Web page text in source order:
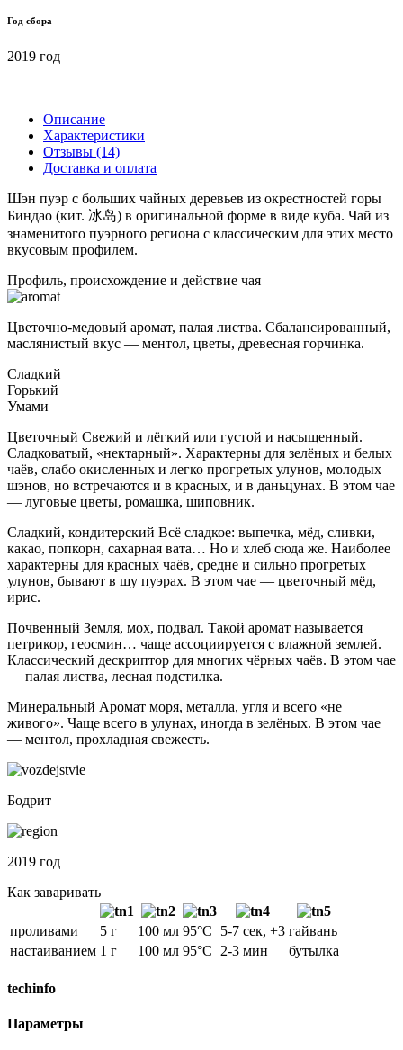
Год сбора
2019 год
Описание
Характеристики
Отзывы (14)
Доставка и оплата
Шэн пуэр с больших чайных деревьев из окрестностей горы
Биндао (кит. 冰岛) в оригинальной форме в виде куба. Чай из
знаменитого пуэрного региона с классическим для этих место
вкусовым профилем.
Профиль, происхождение и действие чая
Цветочно-медовый аромат, палая листва. Сбалансированный,
маслянистый вкус — ментол, цветы, древесная горчинка.
Сладкий
Горький
Умами
Цветочный Свежий и лёгкий или густой и насыщенный.
Сладковатый, «нектарный». Характерны для зелёных и белых
чаёв, слабо окисленных и легко прогретых улунов, молодых
шэнов, но встречаются и в красных, и в даньцунах. В этом чае
— луговые цветы, ромашка, шиповник.
Сладкий, кондитерский Всё сладкое: выпечка, мёд, сливки,
какао, попкорн, сахарная вата… Но и хлеб сюда же. Наиболее
характерны для красных чаёв, средне и сильно прогретых
улунов, бывают в шу пуэрах. В этом чае — цветочный мёд,
ирис.
Почвенный Земля, мох, подвал. Такой аромат называется
петрикор, геосмин… чаще ассоциируется с влажной землей.
Классический дескриптор для многих чёрных чаёв. В этом чае
— палая листва, лесная подстилка.
Минеральный Аромат моря, металла, угля и всего «не
живого». Чаще всего в улунах, иногда в зелёных. В этом чае
— ментол, прохладная свежесть.
Бодрит
2019 год
Как заваривать
проливами 5 г 100 мл 95°C 5-7 сек, +3 гайвань
настаиванием 1 г 100 мл 95°C 2-3 мин бутылка
techinfo
Параметры